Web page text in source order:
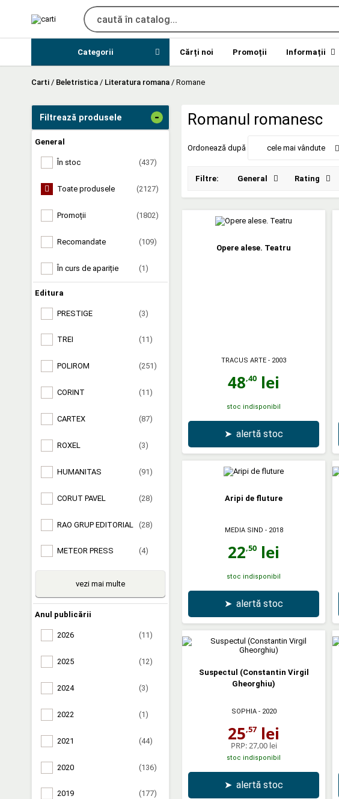
Categorii Cărți noi Promoții Informații
Carti / Beletristica / Literatura romana / Romane
Filtrează produsele -
General
În stoc (437)
Toate produsele (2127)
Promoții (1802)
Recomandate (109)
În curs de apariție (1)
Editura
PRESTIGE (3)
TREI (11)
POLIROM (251)
CORINT (11)
CARTEX (87)
ROXEL (3)
HUMANITAS (91)
CORUT PAVEL (28)
RAO GRUP EDITORIAL (28)
METEOR PRESS (4)
vezi mai multe
Anul publicării
2026 (11)
2025 (12)
2024 (3)
2022 (1)
2021 (44)
2020 (136)
2019 (177)
Romanul romanesc
Ordonează după cele mai vândute
Filtre: General Rating
Opere alese. Teatru
TRACUS ARTE - 2003
48,40 lei
stoc indisponibil
➤ alertă stoc
Aripi de fluture
MEDIA SIND - 2018
22,50 lei
stoc indisponibil
➤ alertă stoc
Suspectul (Constantin Virgil
Gheorghiu)
SOPHIA- 2020
25,57 lei
PRP:27,00 lei
stoc indisponibil
➤ alertă stoc